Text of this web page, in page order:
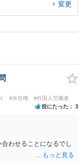
変更
#永住権 #外国人労働者
役にたった 3
わせることになるでし